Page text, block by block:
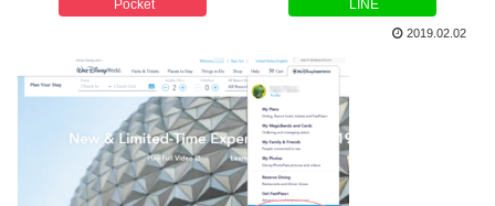
Pocket LINE
2019.02.02